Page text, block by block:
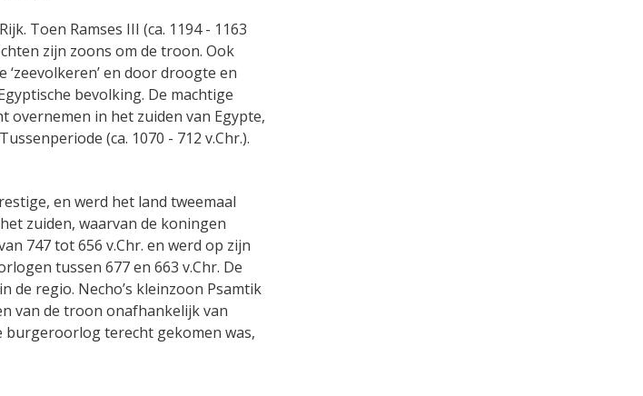
Toen Ramses III (ca. 1194 - 1163
zijn zoons om de troon. Ook
en door droogte en
bevolking. De machtige
overnemen in het zuiden van Egypte,
(ca. 1070 - 712 v.Chr.).
en werd het land tweemaal
zuiden, waarvan de koningen
747 tot 656 v.Chr. en werd op zijn
tussen 677 en 663 v.Chr. De
de regio. Necho’s kleinzoon Psamtik
van de troon onafhankelijk van
burgeroorlog terecht gekomen was,